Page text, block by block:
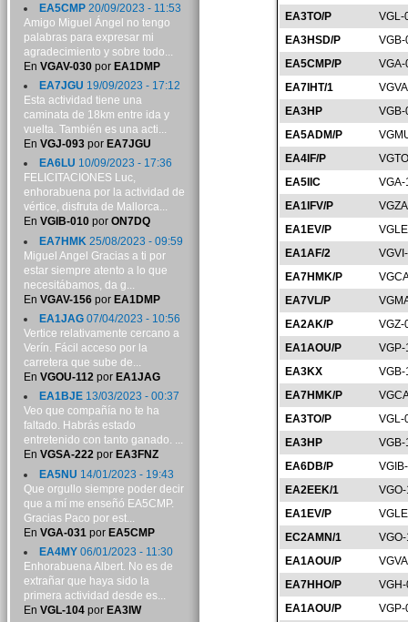
EA3TO/P
VGL-
EA3HSD/P
EA5CMP/P
EA7IHT/1
EA3HP
EA5ADM/P
EA4IF/P
EA5IIC
VGA-
EA1IFV/P
EA1EV/P
EA1AF/2
EA7HMK/P
EA7VL/P
EA2AK/P
VGZ-
EA1AOU/P
EA3KX
EA7HMK/P
EA3TO/P
VGL-
EA3HP
EA6DB/P
EA2EEK/1
EA1EV/P
EC2AMN/1
EA1AOU/P
EA7HHO/P
EA1AOU/P
EA5CMP20/09/2023 - 11:53
Amigo Miguel Ángel no tengo
palabras para expresar mi
agradecimiento y sobre todo...
En VGAV-030por EA1DMP
EA7JGU 19/09/2023 - 17:12
Esta actividad tiene una
caminata de 18km entre ida y
vuelta. También es una acti...
En VGJ-093por EA7JGU
EA6LU 10/09/2023 - 17:36
FELICITACIONES Luc,
enhorabuena por la actividad de
vértice, disfruta de Mallorca...
En VGIB-010por ON7DQ
EA7HMK 25/08/2023 - 09:59
Miguel Angel Gracias a ti por
estar siempre atento a lo que
necesitábamos, da g...
En VGAV-156por EA1DMP
EA1JAG07/04/2023 - 10:56
Vertice relativamente cercano a
Verín. Fácil acceso por la
carretera que sube de...
En VGOU-112por EA1JAG
EA1BJE13/03/2023 - 00:37
Veo que compañía no te ha
faltado. Habrás estado
entretenido con tanto ganado. ...
En VGSA-222por EA3FNZ
EA5NU 14/01/2023 - 19:43
Que orgullo siempre poder decir
que a mí me enseñó EA5CMP.
Gracias Paco por est...
En VGA-031 por EA5CMP
EA4MY06/01/2023 - 11:30
Enhorabuena Albert. No es de
extrañar que haya sido la
primera actividad desde es...
En VGL-104por EA3IW